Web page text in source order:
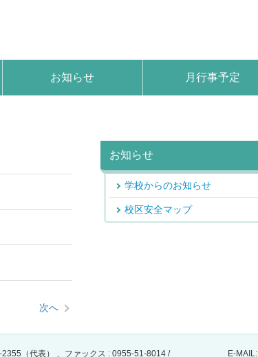
お知らせ 月行事予定
次へ
お知らせ
学校からのお知らせ
校区安全マップ
62-2355（代表） 、ファックス : 0955-51-8014 / E-MAIL: